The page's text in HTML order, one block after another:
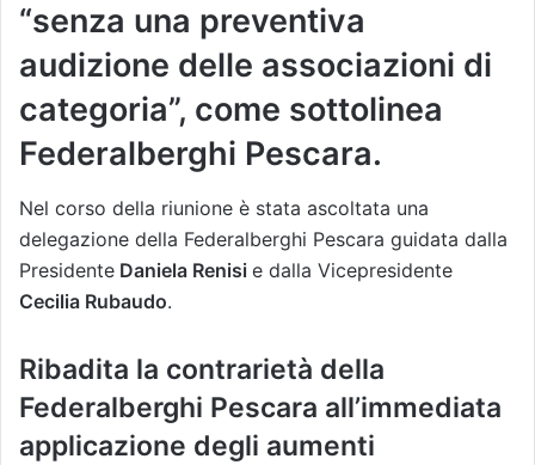
“senza una preventiva
audizione delle associazioni di
categoria”, come sottolinea
Federalberghi Pescara.
Nel corso della riunione è stata ascoltata una
delegazione della Federalberghi Pescara guidata dalla
Presidente Daniela Renisi e dalla Vicepresidente
Cecilia Rubaudo.
Ribadita la contrarietà della
Federalberghi Pescara all’immediata
applicazione degli aumenti